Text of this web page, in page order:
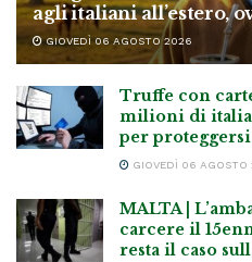
agli italiani all’estero,
GIOVEDÌ 06 AGOSTO 2026
Truffe con
milioni di
per proteggersi
GIOVEDÌ 06 AGOSTO
MALTA |
carcere il
resta il caso